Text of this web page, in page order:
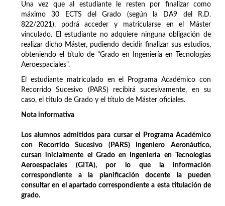
Una vez que al estudiante le resten por finalizar como
máximo 30 ECTS del Grado (según la DA9 del R.D.
822/2021), podrá acceder y matricularse en el Máster
vinculado. El estudiante no adquiere ninguna obligación de
realizar dicho Máster, pudiendo decidir finalizar sus estudios,
obteniendo el título de "Grado en Ingeniería en Tecnologías
Aeroespaciales".
El estudiante matriculado en el Programa Académico con
Recorrido Sucesivo (PARS) recibirá sucesivamente, en su
caso, el título de Grado y el título de Máster oficiales.
Nota informativa
Los alumnos admitidos para cursar el Programa Académico
con Recorrido Sucesivo (PARS) Ingeniero Aeronáutico,
cursan inicialmente el Grado en Ingeniería en Tecnologías
Aeroespaciales (GITA), por lo que la información
correspondiente a la planificación docente la pueden
consultar en el apartado correspondiente a esta titulación de
grado.